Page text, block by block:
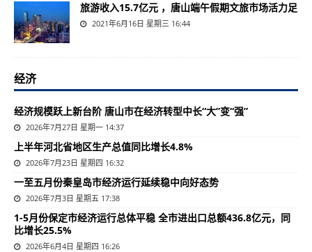
旅游收入15.7亿元 ，唐山端午假期文旅市场活力足
2021年6月16日 星期三 16:44
经济
经济规模跃上新台阶 唐山市在经济转型中长“大”变“强”
2026年7月27日 星期一 14:37
上半年河北省地区生产总值同比增长4.8%
2026年7月23日 星期四 16:32
一至五月份秦皇岛市经济运行延续稳中向好态势
2026年7月3日 星期五 17:38
1-5月份保定市经济运行总体平稳 全市进出口总额436.8亿元，同
比增长25.5%
2026年6月4日 星期四 16:26